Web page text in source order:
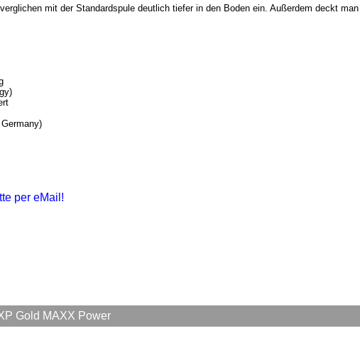
mit der Standardspule deutlich tiefer in den Boden ein. Außerdem deckt
per eMail!
Gold MAXX Power